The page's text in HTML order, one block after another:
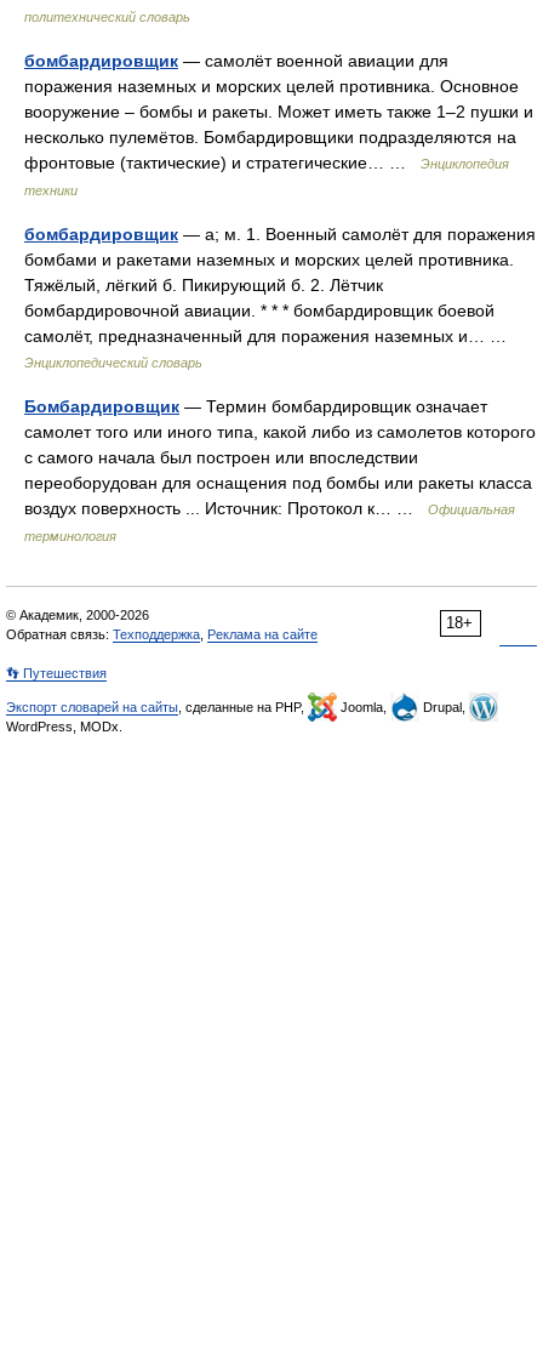
политехнический словарь
бомбардировщик — самолёт военной авиации для
поражения наземных и морских целей противника. Основное
вооружение – бомбы и ракеты. Может иметь также 1–2 пушки и
несколько пулемётов. Бомбардировщики подразделяются на
фронтовые (тактические) и стратегические… …
Энциклопедия
техники
бомбардировщик — а; м. 1. Военный самолёт для поражения
бомбами и ракетами наземных и морских целей противника.
Тяжёлый, лёгкий б. Пикирующий б. 2. Лётчик
бомбардировочной авиации. * * * бомбардировщик боевой
самолёт, предназначенный для поражения наземных и… …
Энциклопедический словарь
Бомбардировщик — Термин бомбардировщик означает
самолет того или иного типа, какой либо из самолетов которого
с самого начала был построен или впоследствии
переоборудован для оснащения под бомбы или ракеты класса
воздух поверхность ... Источник: Протокол к… …
Официальная
терминология
18+
© Академик, 2000-2026
Обратная связь: Техподдержка Реклама на сайте
👣 Путешествия
Экспорт словарей на сайты , сделанные на PHP, Joomla,
Drupal,
WordPress, MODx.